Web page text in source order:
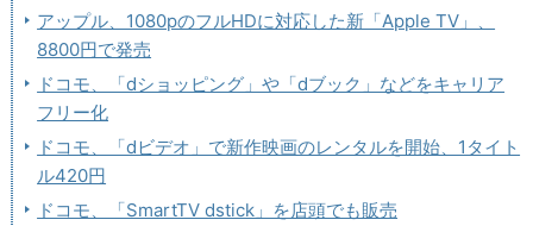
アップル、1080pのフルHDに対応した新「Apple TV」、
8800円で発売
ドコモ、「dショッピング」や「dブック」などをキャリア
フリー化
ドコモ、「dビデオ」で新作映画のレンタルを開始、1タイト
ル420円
ドコモ、「SmartTV dstick」を店頭でも販売